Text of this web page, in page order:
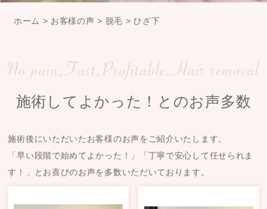
ホーム > お客様の声 > 脱毛 >ひざ下
施術してよかった！とのお声多数
施術後にいただいたお客様のお声をご紹介いたします。
「早い段階で始めてよかった！」「丁寧で安心して任せられま
す！」とお喜びのお声を多数いただいております。